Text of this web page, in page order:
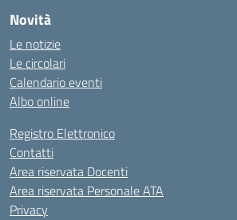
Novità
Le notizie
Le circolari
Calendario eventi
Albo online
Registro Elettronico
Contatti
Area riservata Docenti
Area riservata Personale ATA
Privacy